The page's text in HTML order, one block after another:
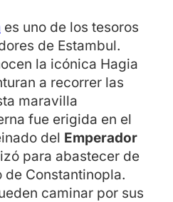
es uno de los tesoros
de Estambul.
la icónica Hagia
a recorrer las
maravilla
fue erigida en el
del Emperador
para abastecer de
de Constantinopla.
caminar por sus